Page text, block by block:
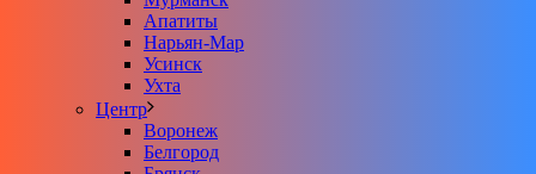
Апатиты
Нарьян-Мар
Усинск
Ухта
Центр
Воронеж
Белгород